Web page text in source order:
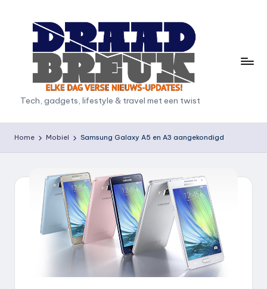
D
r
a
d
Tech, gadgets, lifestyle & travel met een twist
Home Mobiel Samsung Galaxy A5 en A3 aangekondigd